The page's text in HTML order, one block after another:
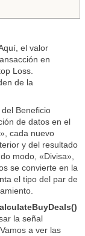
el valor
en
Loss.
de la
Beneficio
de datos en el
cada nuevo
y del resultado
modo, «Divisa»,
se convierte en la
el tipo del par de
la señal
a ver las